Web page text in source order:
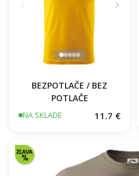
Vaše miesto -
NA SKLADE